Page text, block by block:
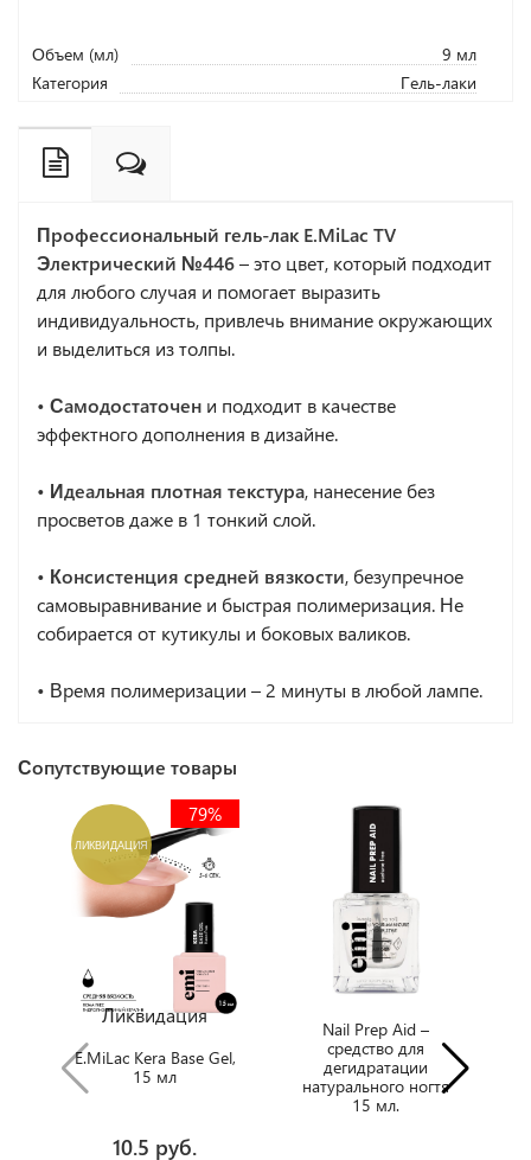
Объем (мл)
9 мл
Категория
Гель-лаки
Профессиональный гель-лак E.MiLac TV
Электрический №446– это цвет, который подходит
для любого случая и помогает выразить
индивидуальность, привлечь внимание окружающих
и выделиться из толпы.
• Самодостаточен и подходит в качестве
эффектного дополнения в дизайне.
• Идеальная плотная текстура, нанесение без
просветов даже в 1 тонкий слой.
• Консистенция средней вязкости, безупречное
самовыравнивание и быстрая полимеризация. Не
собирается от кутикулы и боковых валиков.
• Время полимеризации – 2 минуты в любой лампе.
Сопутствующие товары
Ликвидация
ЛИКВИДАЦИЯ
79%
E.MiLac Kera Base Gel,
15 мл
10.5 руб.
Nail Prep Aid –
средство для
дегидратации
натурального ногтя
15 мл.